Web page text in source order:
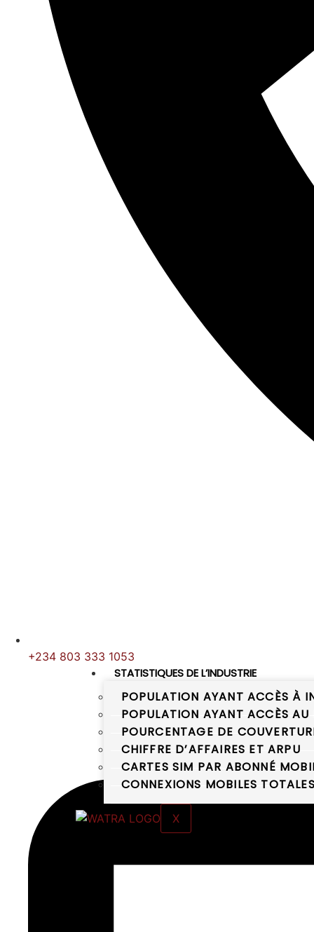
STATISTIQUES DE L’INDUSTRIE
POPULATION AYANT ACCÈS À
POPULATION AYANT ACCÈS AU
POURCENTAGE DE
CHIFFRE D’AFFAIRES ET ARPU
CARTES SIM PAR ABONNÉ
CONNEXIONS MOBILES TOTALES
X
+234 803 333 1053